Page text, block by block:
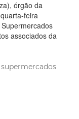
órgão da
feira
associados da
supermercados